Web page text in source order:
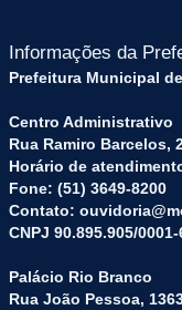
Informações da
Prefeitura Municipal
Centro Administrativo
Rua Ramiro Barcelos,
Horário de
Fone: (51) 3649-8200
Contato:
CNPJ 90.895.905/0001-
Palácio Rio Branco
Rua João Pessoa,